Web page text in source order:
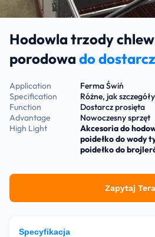
Hodowla trzody
porodowa do
Application
Ferma Świń
Specification
Różne, jak
Function
Dostarcz prosięta
Advantage
Nowoczesny sprzęt
High Light
Akcesoria do
poidełko do wody
poidełko do
Zapytaj
Specyfikacja